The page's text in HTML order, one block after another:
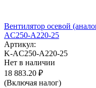
Вентилятор осевой
AC250-A220-25
Артикул:
K-AC250-A220-25
Нет в наличии
18 883.20 ₽
(Включая налог)